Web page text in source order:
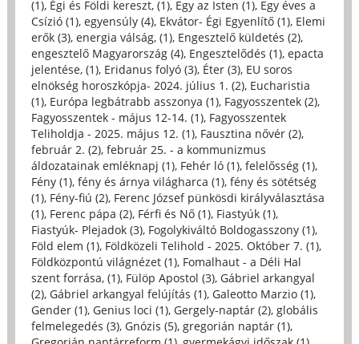
(1), Égi és Földi kereszt, (1), Egy az Isten (1), Egy éves a
Csízió (1), egyensúly (4), Ekvátor- Égi Egyenlítő (1), Elemi
erők (3), energia válság, (1), Engesztelő küldetés (2),
engesztelő Magyarország (4), Engesztelődés (1), epacta
jelentése, (1), Eridanus folyó (3), Éter (3), EU soros
elnökség horoszkópja- 2024. július 1. (2), Eucharistia
(1), Európa legbátrabb asszonya (1), Fagyosszentek (2),
Fagyosszentek - május 12-14. (1), Fagyosszentek
Teliholdja - 2025. május 12. (1), Fausztina nővér (2),
február 2. (2), február 25. - a kommunizmus
áldozatainak emléknapj (1), Fehér ló (1), felelősség (1),
Fény (1), fény és árnya világharca (1), fény és sötétség
(1), Fény-fiú (2), Ferenc József pünkösdi királyválasztása
(1), Ferenc pápa (2), Férfi és Nő (1), Fiastyúk (1),
Fiastyúk- Plejadok (3), Fogolykiváltó Boldogasszony (1),
Föld elem (1), Földközeli Telihold - 2025. Október 7. (1),
Földközpontú világnézet (1), Fomalhaut - a Déli Hal
szent forrása, (1), Fülöp Apostol (3), Gábriel arkangyal
(2), Gábriel arkangyal felújítás (1), Galeotto Marzio (1),
Gender (1), Genius loci (1), Gergely-naptár (2), globális
felmelegedés (3), Gnózis (5), gregorián naptár (1),